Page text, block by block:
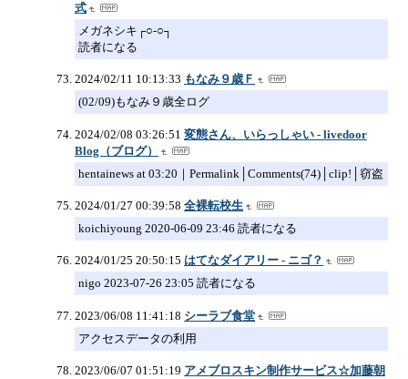
式
メガネシキ┌○-○┐
読者になる
2024/02/11 10:13:33 もなみ９歳Ｆ
(02/09)もなみ９歳全ログ
2024/02/08 03:26:51 変態さん、いらっしゃい - livedoor
Blog（ブログ）
hentainews at 03:20｜Permalink│Comments(74)│clip!│窃盗
2024/01/27 00:39:58 全裸転校生
koichiyoung 2020-06-09 23:46 読者になる
2024/01/25 20:50:15 はてなダイアリー - ニゴ？
nigo 2023-07-26 23:05 読者になる
2023/06/08 11:41:18 シーラブ食堂
アクセスデータの利用
2023/06/07 01:51:19 アメブロスキン制作サービス☆加藤朝